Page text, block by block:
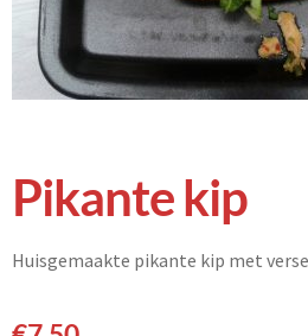
Pikante kip
Huisgemaakte pikante kip met